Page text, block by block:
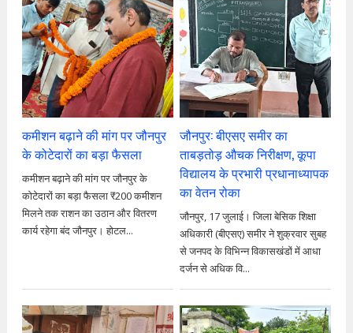
कमीशन बढ़ाने की मांग पर जौनपुर
के कोटेदारों का बड़ा फैसला
कमीशन बढ़ाने की मांग पर जौनपुर के
कोटेदारों का बड़ा फैसला ₹200 कमीशन
मिलने तक राशन का उठान और वितरण
कार्य रहेगा बंद जौनपुर। होटल...
जौनपुर: बीएसए समीर का
ताबड़तोड़ औचक निरीक्षण, कूपा
विद्यालय के प्रभारी प्रधानाध्यापक
का वेतन रोका
जौनपुर, 17 जुलाई। जिला बेसिक शिक्षा
अधिकारी (बीएसए) समीर ने शुक्रवार सुबह
से जनपद के विभिन्न विकासखंडों में आधा
दर्जन से अधिक वि...